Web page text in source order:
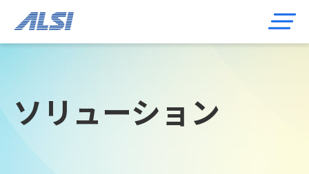
ソリューション